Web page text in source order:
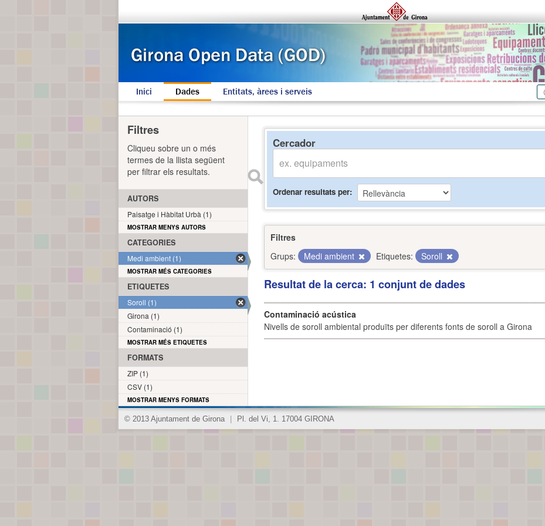
Inici Dades Entitats, àrees i serveis
Cercador
Ordenar resultats per
Filtres
Grups:
Medi ambient Etiquetes: Soroll
Resultat de la cerca: 1 conjunt de dades
Contaminació acústica
Nivells de soroll ambiental produïts per diferents fonts de soroll a Girona
Filtres
Cliqueu sobre un o més
termes de la llista següent
per filtrar els resultats.
AUTORS
Paisatge i Hàbitat Urbà (1)
MOSTRAR MENYS AUTORS
CATEGORIES
Medi ambient (1)
MOSTRAR MÉS CATEGORIES
ETIQUETES
Soroll (1)
Girona (1)
Contaminació (1)
MOSTRAR MÉS ETIQUETES
FORMATS
ZIP (1)
CSV (1)
MOSTRAR MENYS FORMATS
© 2013 Ajuntament de Girona Pl. del Vi, 1. 17004 GIRONA